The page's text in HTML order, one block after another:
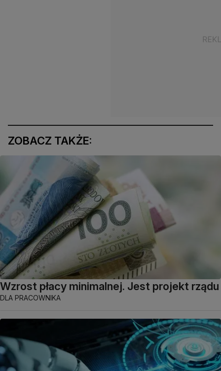
ZOBACZ TAKŻE:
Wzrost płacy minimalnej. Jest projekt rządu
DLA PRACOWNIKA